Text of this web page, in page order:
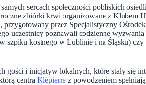
sercach społeczności pobliskich
zbiórki krwi organizowane z Klubem
przygotowany przez Specjalistyczny
uczestnicy poznawali codzienne
szpiku kostnego w Lublinie i na Śląsku)
gości i inicjatyw lokalnych, które stały się
centra Klépierre z powodzeniem